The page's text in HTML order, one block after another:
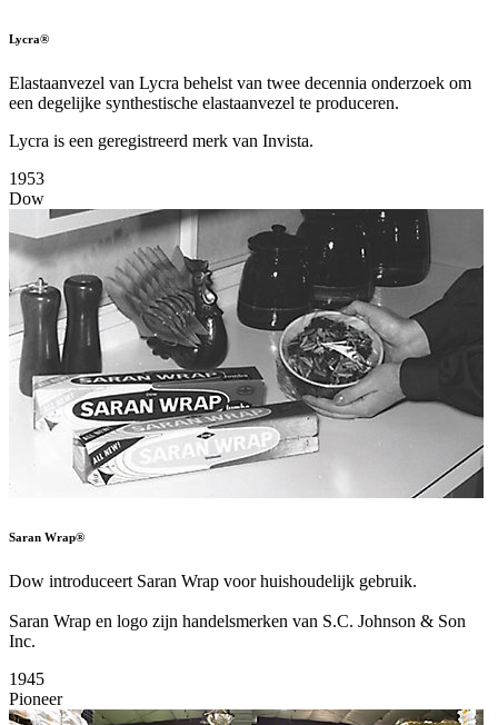
Lycra®
Elastaanvezel van Lycra behelst van twee decennia onderzoek om
een degelijke synthestische elastaanvezel te produceren.
Lycra is een geregistreerd merk van Invista.
1953
Dow
Saran Wrap®
Dow introduceert Saran Wrap voor huishoudelijk gebruik.
Saran Wrap en logo zijn handelsmerken van S.C. Johnson & Son
Inc.
1945
Pioneer